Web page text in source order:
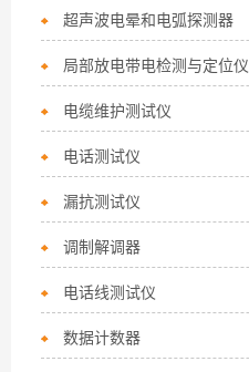
超声波电晕和电弧探测器
局部放电带电检测与定位仪
电缆维护测试仪
电话测试仪
漏抗测试仪
调制解调器
电话线测试仪
数据计数器